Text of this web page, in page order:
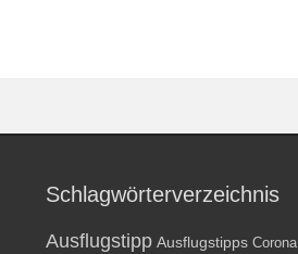
Schlagwörterverzeichnis
Ausflugstipp Ausflugstipps Corona